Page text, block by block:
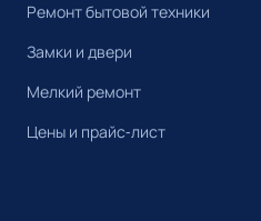
Ремонт бытовой техники
Замки и двери
Мелкий ремонт
Цены и прайс-лист